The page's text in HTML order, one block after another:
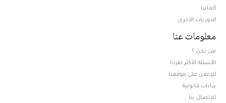
ألمانيا
الدوريات الأخرى
معلومات عنا
من نحن ؟
الأسئلة الأكثر طرحا
للإعلان على موقعنا
بيانات قانونية
للإتصال بنا